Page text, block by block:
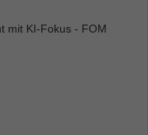
mit KI-Fokus - FOM